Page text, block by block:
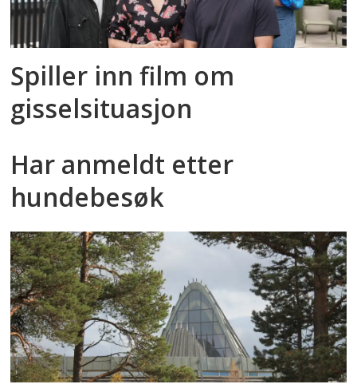
Spiller inn film om
gisselsituasjon
Har anmeldt etter
hundebesøk